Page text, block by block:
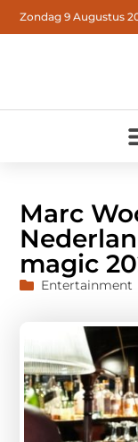
Zondag 9 Augustus
Marc
magic
Entertainment